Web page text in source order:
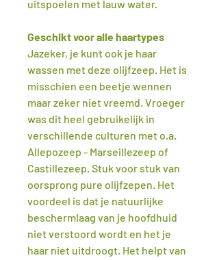
uitspoelen met lauw water.
Geschikt voor alle haartypes
Jazeker, je kunt ook je haar
wassen met deze olijfzeep. Het is
misschien een beetje wennen
maar zeker niet vreemd. Vroeger
was dit heel gebruikelijk in
verschillende culturen met o.a.
Allepozeep - Marseillezeep of
Castillezeep. Stuk voor stuk van
oorsprong pure olijfzepen. Het
voordeel is dat je natuurlijke
beschermlaag van je hoofdhuid
niet verstoord wordt en het je
haar niet uitdroogt. Het helpt van